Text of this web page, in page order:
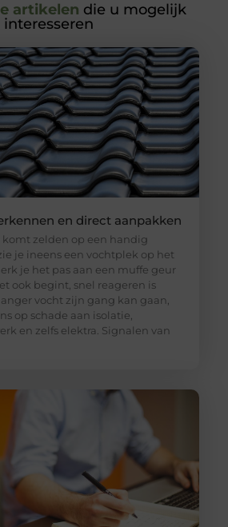
artikelen die u mogelijk
interesseren
en direct aanpakken
komt zelden op een handig
je ineens een vochtplek op het
je het pas aan een muffe geur
ook begint, snel reageren is
vocht zijn gang kan gaan,
op schade aan isolatie,
en zelfs elektra. Signalen van